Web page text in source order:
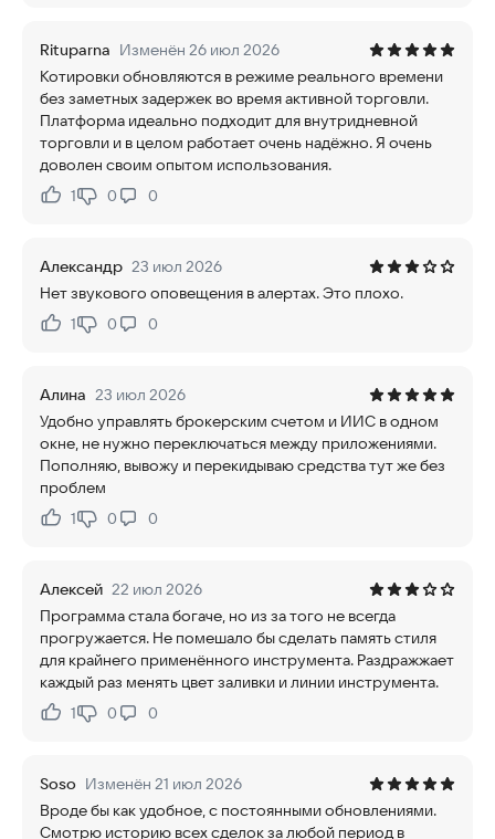
Rituparna Изменён 26 июл 2026
Котировки обновляются в режиме реального времени
без заметных задержек во время активной торговли.
Платформа идеально подходит для внутридневной
торговли и в целом работает очень надёжно. Я очень
доволен своим опытом использования.
Нравится:
1Не нравится:
0 0
Александр 23 июл 2026
Нет звукового оповещения в алертах. Это плохо.
Нравится:
1Не нравится:
0 0
Алина 23 июл 2026
Удобно управлять брокерским счетом и ИИС в одном
окне, не нужно переключаться между приложениями.
Пополняю, вывожу и перекидываю средства тут же без
проблем
Нравится:
1Не нравится:
0 0
Алексей 22 июл 2026
Программа стала богаче, но из за того не всегда
прогружается. Не помешало бы сделать память стиля
для крайнего применённого инструмента. Раздражжает
каждый раз менять цвет заливки и линии инструмента.
Нравится:
1Не нравится:
0 0
Soso Изменён 21 июл 2026
Вроде бы как удобное, с постоянными обновлениями.
Смотрю историю всех сделок за любой период в